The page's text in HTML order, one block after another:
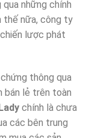
những chính
thế nữa, công ty
lược phát
thông qua
bán lẻ trên toàn
chính là chưa
các bên trung